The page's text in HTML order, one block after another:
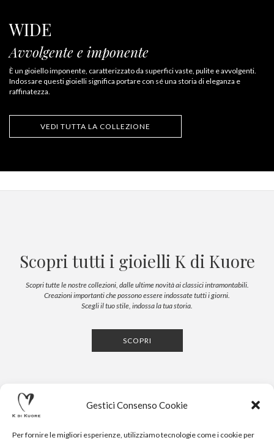
Gestici Consenso Cookie
Per fornire le migliori esperienze, utilizziamo tecnologie come i cookie per
WIDE
Avvolgente e imponente
È un gioiello imponente, caratterizzato da superfici vaste, pulite e avvolgenti.
Indossare questi gioielli significa portare con sé una storia di eleganza e
raffinatezza.
VEDI TUTTA LA COLLEZIONE
Scopri tutti i gioielli K di Kuore
Scopri tutte le nostre collezioni, dalle ultime novità ai classici intramontabili.
Creazioni importanti che possono essere indossate tutti i giorni.
Scegli il tuo stile, indossa la tua storia.
SCOPRI